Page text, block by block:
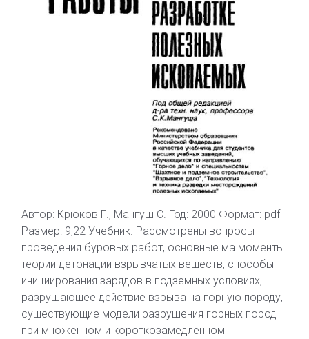
Автор: Крюков Г., Мангуш С. Год: 2000 Формат: pdf
Размер: 9,22 Учебник. Рассмотрены вопросы
проведения буровых работ, основные ма моменты
теории детонации взрывчатых веществ, способы
инициирования зарядов в подземных условиях,
разрушающее действие взрыва на горную породу,
существующие модели разрушения горных пород
при множенном и короткозамедленном